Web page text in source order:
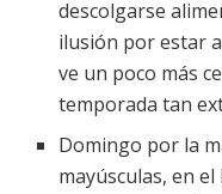
descolgarse
ilusión por estar
ve un poco más
temporada tan
Domingo por la
mayúsculas, en